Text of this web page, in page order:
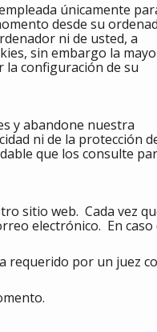
únicamente
desde su
ni de usted, a
sin embargo la
la configuración de su
y abandone nuestra
ni de la protección
que los consulte
sitio web. Cada vez
electrónico. En caso
requerido por un juez